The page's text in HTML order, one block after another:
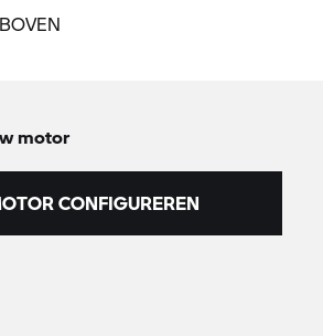
motor
CONFIGUREREN